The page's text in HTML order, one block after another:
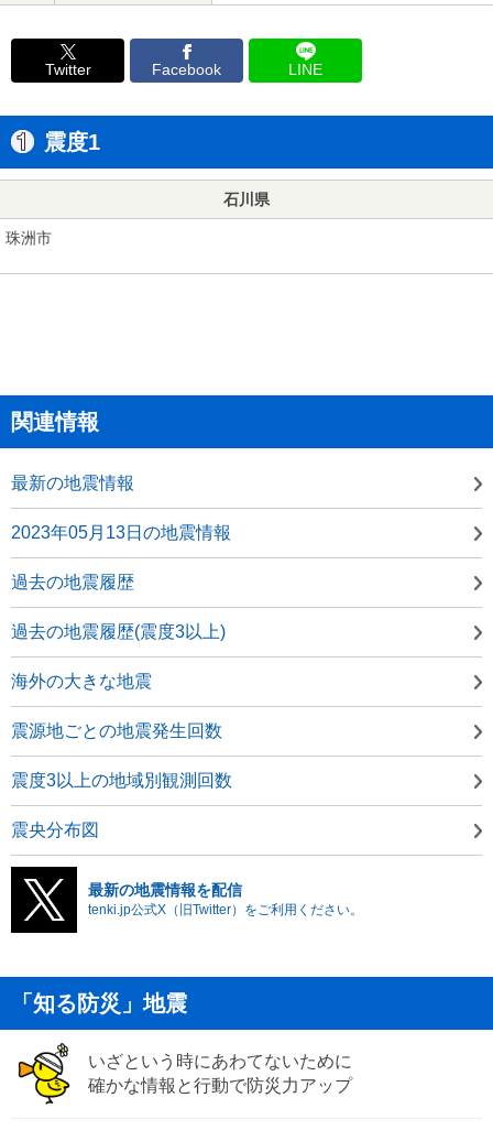
Twitter Facebook LINE
震度1
石川県
珠洲市
関連情報
最新の地震情報
2023年05月13日の地震情報
過去の地震履歴
過去の地震履歴(震度3以上)
海外の大きな地震
震源地ごとの地震発生回数
震度3以上の地域別観測回数
震央分布図
最新の地震情報を配信
tenki.jp公式X（旧Twitter）をご利用ください。
「知る防災」地震
いざという時にあわてないために
確かな情報と行動で防災力アップ